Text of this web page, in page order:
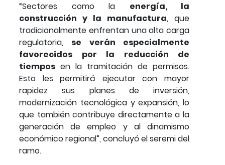
“Sectores como la energía, la
construcción y la manufactura, que
tradicionalmente enfrentan una alta carga
regulatoria, se verán especialmente
favorecidos por la reducción de
tiempos en la tramitación de permisos.
Esto les permitirá ejecutar con mayor
rapidez sus planes de inversión,
modernización tecnológica y expansión, lo
que también contribuye directamente a la
generación de empleo y al dinamismo
económico regional”, concluyó el seremi del
ramo.